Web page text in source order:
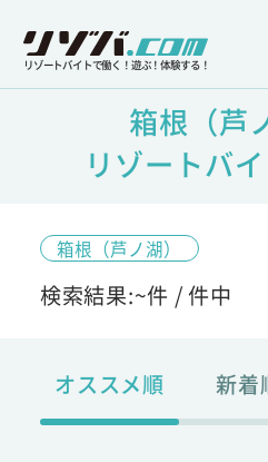
リゾートバイトで働く！遊ぶ！体験する！
箱根（芦
リゾートバ
箱根（芦ノ湖）
検索結果:~件 /件中
オススメ順 新着